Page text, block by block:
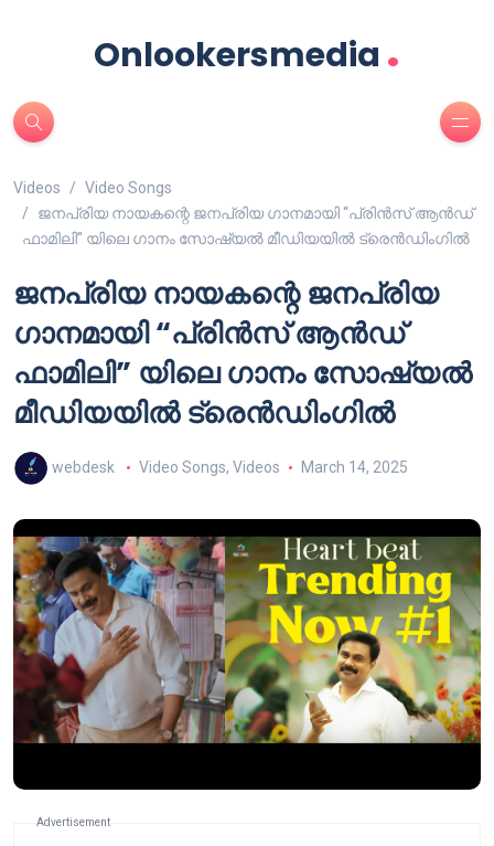
Onlookersmedia .
Videos
Video Songs
ജനപ്രിയ നായകന്റെ ജനപ്രിയ ഗാനമായി “പ്രിൻസ് ആൻഡ്
ഫാമിലി” യിലെ ഗാനം സോഷ്യൽ മീഡിയയിൽ ട്രെൻഡിംഗിൽ
ജനപ്രിയ നായകന്റെ ജനപ്രിയ
ഗാനമായി “പ്രിൻസ് ആൻഡ്
ഫാമിലി” യിലെ ഗാനം സോഷ്യൽ
മീഡിയയിൽ ട്രെൻഡിംഗിൽ
webdesk Video Songs, Videos March 14, 2025
Advertisement